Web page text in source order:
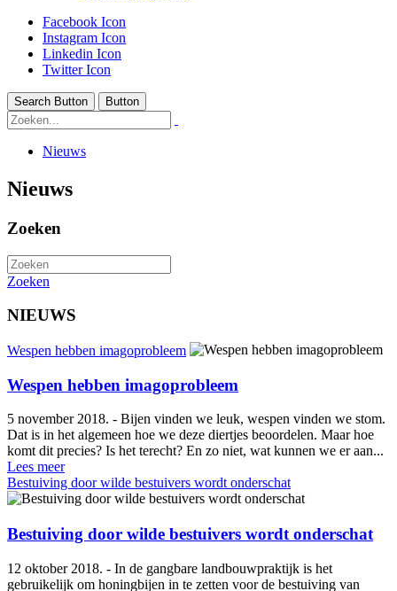
Facebook Icon
Instagram Icon
Linkedin Icon
Twitter Icon
Search Button Button
Nieuws
Nieuws
Zoeken
Zoeken
NIEUWS
Wespen hebben imagoprobleem
Wespen hebben imagoprobleem
5 november 2018. - Bijen vinden we leuk, wespen vinden we stom.
Dat is in het algemeen hoe we deze diertjes beoordelen. Maar hoe
komt dit precies? Is het terecht? En zo niet, wat kunnen we er aan...
Lees meer
Bestuiving door wilde bestuivers wordt onderschat
Bestuiving door wilde bestuivers wordt onderschat
12 oktober 2018. - In de gangbare landbouwpraktijk is het
gebruikelijk om honingbijen in te zetten voor de bestuiving van